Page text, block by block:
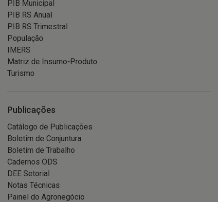
PIB Municipal
PIB RS Anual
PIB RS Trimestral
População
IMERS
Matriz de Insumo-Produto
Turismo
Publicações
Catálogo de Publicações
Boletim de Conjuntura
Boletim de Trabalho
Cadernos ODS
DEE Setorial
Notas Técnicas
Painel do Agronegócio